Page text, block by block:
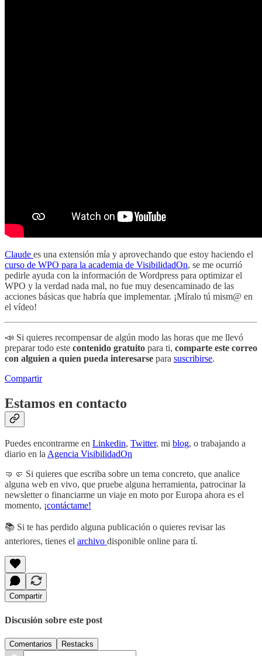
Claude es una extensión mía y aprovechando que estoy haciendo el
curso de WPO para la academia de VisibilidadOn, se me ocurrió
pedirle ayuda con la información de Wordpress para optimizar el
WPO y la verdad nada mal, no fue muy desencaminado de las
acciones básicas que habría que implementar. ¡Míralo tú mism@ en
el vídeo!
📣 Si quieres recompensar de algún modo las horas que me llevó
preparar todo este contenido gratuito para ti, comparte este correo
con alguien a quien pueda interesarse para suscribirse.
Compartir
Estamos en contacto
Puedes encontrarme en Linkedin, Twitter, mi blog, o trabajando a
diario en laAgencia VisibilidadOn
🤜🤛 Si quieres que escriba sobre un tema concreto, que analice
alguna web en vivo, que pruebe alguna herramienta, patrocinar la
newsletter o financiarme un viaje en moto por Europa ahora es el
momento, ¡contáctame!
📚 Si te has perdido alguna publicación o quieres revisar las
anteriores, tienes el archivo disponible online para tí.
Compartir
Discusión sobre este post
Comentarios Restacks